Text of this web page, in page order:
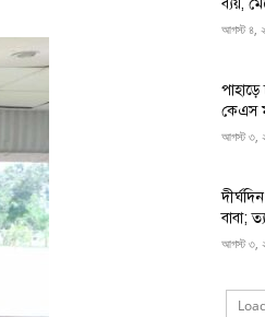
ব্যয়,
আগস্ট ৪,
কেএস
আগস্ট ৩,
বাবা;
আগস্ট ৩,